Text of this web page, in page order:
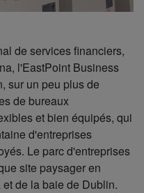
de services financiers,
l'EastPoint Business
sur un peu plus de
de bureaux
et bien équipés, qui
d'entreprises
Le parc d'entreprises
site paysager en
de la baie de Dublin.